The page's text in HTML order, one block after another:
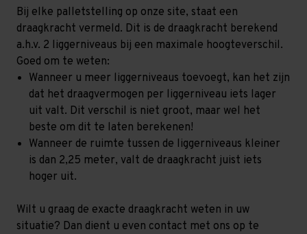
Bij elke palletstelling op onze site, staat een
draagkracht vermeld. Dit is de draagkracht berekend
a.h.v. 2 liggerniveaus bij een maximale hoogteverschil.
Goed om te weten:
Wanneer u meer liggerniveaus toevoegt, kan het zijn
dat het draagvermogen per liggerniveau iets lager
uit valt. Dit verschil is niet groot, maar wel het
beste om dit te laten berekenen!
Wanneer de ruimte tussen de liggerniveaus kleiner
is dan 2,25 meter, valt de draagkracht juist iets
hoger uit.
Wilt u graag de exacte draagkracht weten in uw
situatie? Dan dient u even contact met ons op te